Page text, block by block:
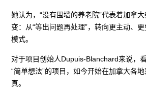
她认为，“没有围墙的养老院”代表着加拿
变：从“等出问题再处理”，转向更主动、
模式。
对于项目创始人Dupuis-Blanchard来说，
“简单想法”的项目，如今开始在加拿大各
真。